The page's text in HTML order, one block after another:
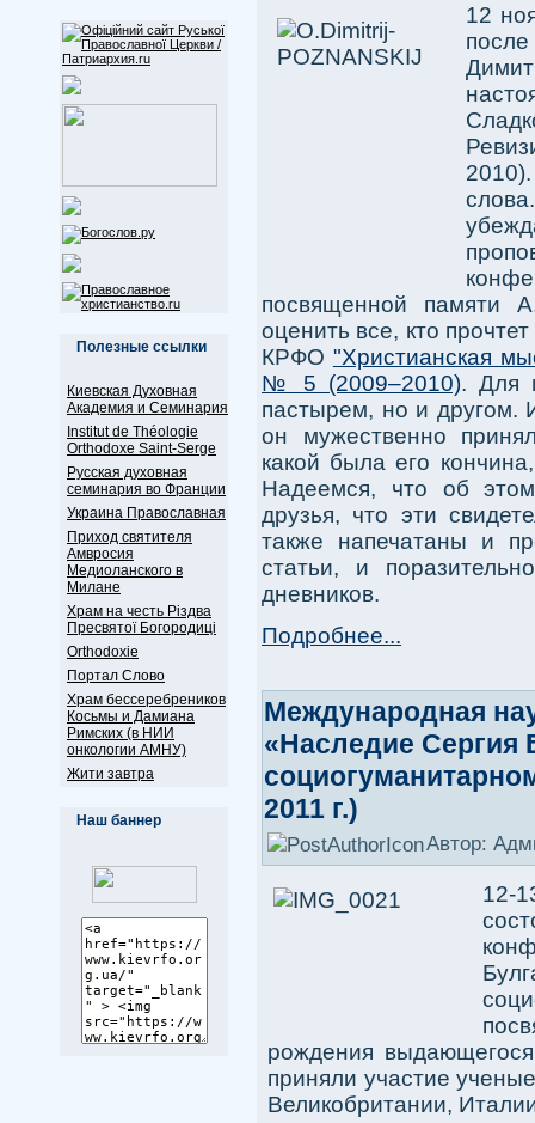
Полезные ссылки
Киевская Духовная
Академия и Семинария
Institut de Théologie
Orthodoxe Saint-Serge
Русская духовная
семинария во Франции
Украина Православная
Приход святителя
Амвросия
Медиоланского в
Милане
Храм на честь Різдва
Пресвятої Богородиці
Оrthodoxie
Портал Слово
Храм бессеребреников
Косьмы и Дамиана
Римских (в НИИ
онкологии АМНУ)
Жити завтра
Наш баннер
12
посвященной памяти
оценить все, кто
КРФО "Христианская
№ 5 (2009–2010). Для
пастырем, но и другом.
он мужественно
какой была его
Надеемся, что об
друзья, что эти
также напечатаны и
статьи, и
дневников.
Подробнее...
Международная
«Наследие Сергия
2011 г.)
Автор:
12-
рождения
приняли участие
Великобритании,